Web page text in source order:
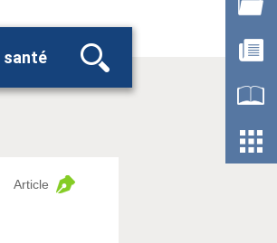
santé
Rechercher
Article